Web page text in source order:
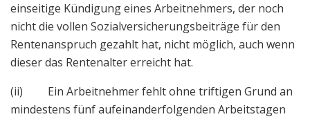
einseitige Kündigung eines Arbeitnehmers, der noch
nicht die vollen Sozialversicherungsbeiträge für den
Rentenanspruch gezahlt hat, nicht möglich, auch wenn
dieser das Rentenalter erreicht hat.
(ii) Ein Arbeitnehmer fehlt ohne triftigen Grund an
mindestens fünf aufeinanderfolgenden Arbeitstagen